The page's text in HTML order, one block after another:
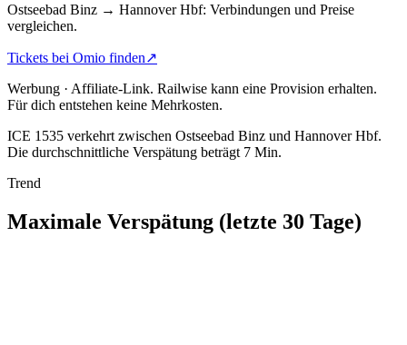
Ostseebad Binz → Hannover Hbf: Verbindungen und Preise
vergleichen.
Tickets bei Omio finden↗
Werbung · Affiliate-Link. Railwise kann eine Provision erhalten.
Für dich entstehen keine Mehrkosten.
ICE 1535 verkehrt zwischen Ostseebad Binz und Hannover Hbf.
Die durchschnittliche Verspätung beträgt 7 Min.
Trend
Maximale Verspätung (letzte 30 Tage)